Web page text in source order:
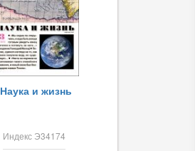
Наука и жизнь
Индекс Э34174